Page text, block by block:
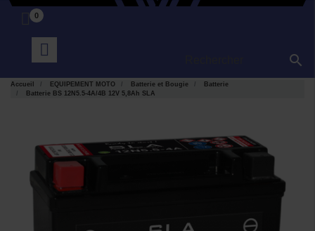
0

Accueil EQUIPEMENT MOTO Batterie et Bougie
Batterie
Batterie BS 12N5.5-4A/4B 12V 5,8Ah SLA